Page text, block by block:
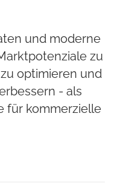
und moderne
zu
optimieren und
- als
für kommerzielle